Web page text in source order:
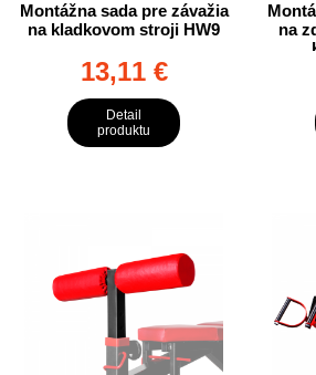
Montážna sada pre závažia
na kladkovom stroji HW9
13,11 €
Detail
produktu
na